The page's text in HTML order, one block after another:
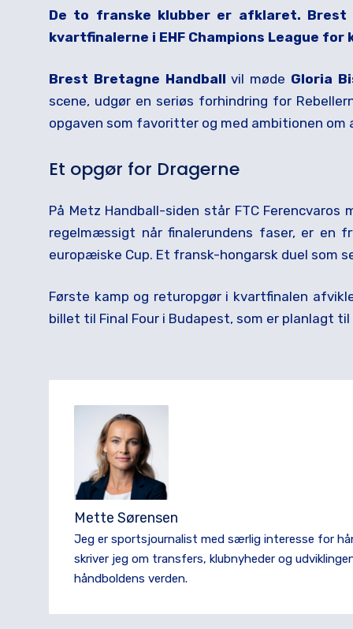
De to franske klubber er afklaret. Brest
kvartfinalerne i EHF Champions League
Brest Bretagne Handball vil møde Gloria
scene, udgør en seriøs forhindring for
opgaven som favoritter og med ambitionen om
Et opgør for Dragerne
På Metz Handball-siden står FTC Ferencvaros
regelmæssigt når finalerundens faser, er en
europæiske Cup. Et fransk-hongarsk duel som
Første kamp og returopgør i kvartfinalen
billet til Final Four i Budapest, som er planlagt til
Mette Sørensen
Jeg er sportsjournalist med særlig interesse for
skriver jeg om transfers, klubnyheder og
håndboldens verden.